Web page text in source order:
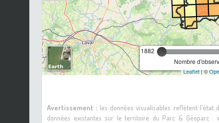
1882
Nombre
Leaflet| ©
Avertissement : les données visualisables reflètent l'état
données existantes sur le territoire du Parc & Géoparc :